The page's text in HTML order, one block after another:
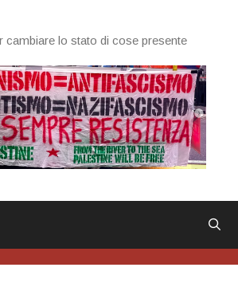
cambiare lo stato di cose presente